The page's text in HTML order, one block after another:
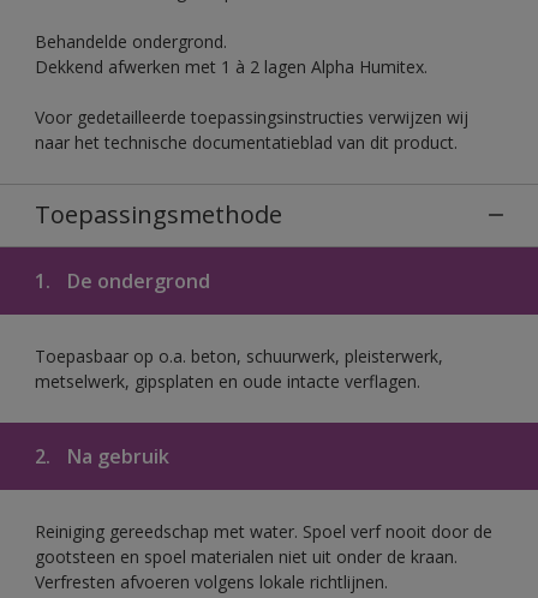
Behandelde ondergrond.
Dekkend afwerken met 1 à 2 lagen Alpha Humitex.
Voor gedetailleerde toepassingsinstructies verwijzen wij
naar het technische documentatieblad van dit product.
Toepassingsmethode
1. De ondergrond
Toepasbaar op o.a. beton, schuurwerk, pleisterwerk,
metselwerk, gipsplaten en oude intacte verflagen.
2. Na gebruik
Reiniging gereedschap met water. Spoel verf nooit door de
gootsteen en spoel materialen niet uit onder de kraan.
Verfresten afvoeren volgens lokale richtlijnen.